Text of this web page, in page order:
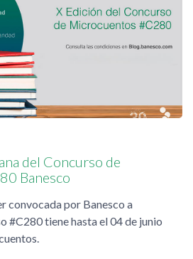
del Concurso de
Banesco
convocada por Banesco a
#C280 tiene hasta el 04 de junio